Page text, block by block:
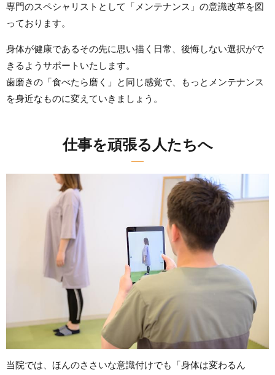
専門のスペシャリストとして「メンテナンス」の意識改革を図
っております。
身体が健康であるその先に思い描く日常、後悔しない選択がで
きるようサポートいたします。
歯磨きの「食べたら磨く」と同じ感覚で、もっとメンテナンス
を身近なものに変えていきましょう。
仕事を頑張る人たちへ
当院では、ほんのささいな意識付けでも「身体は変わるん